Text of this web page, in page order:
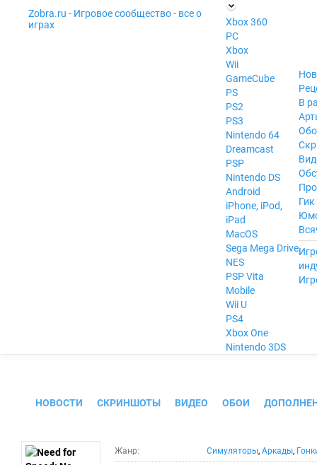
Zobra.ru - Игровое сообщество - все о
играх
П
ла
т
ф
ор
м
ы
Xbox 360
PC
Xbox
Wii
GameCube
PS
PS2
PS3
Nintendo 64
Dreamcast
PSP
Nintendo DS
Android
iPhone, iPod,
iPad
MacOS
Sega Mega Drive
NES
PSP Vita
Mobile
Wii U
PS4
Xbox One
Nintendo 3DS
В
Гик
НОВОСТИ СКРИНШОТЫ ВИДЕО ОБОИ
Жанр: Симуляторы, Аркады,